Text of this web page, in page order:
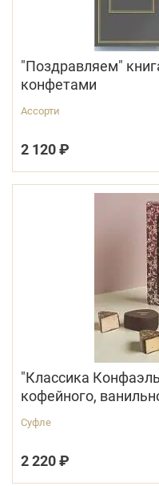
"Поздравляем"
конфетами
Ассорти
2 120 ₽
"Классика
кофейного,
Суфле
2 220 ₽